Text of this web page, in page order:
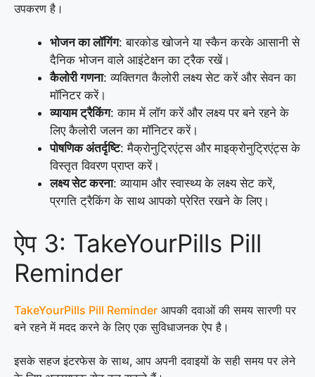
उपकरण है।
भोजन का लॉगिंग: बारकोड खोजने या स्कैन करके आसानी से
दैनिक भोजन वाले आइंटेक्षन का ट्रैक रखें।
कैलोरी गणना: व्यक्तिगत कैलोरी लक्ष्य सेट करें और सेवन का
मॉनिटर करें।
व्यायाम ट्रैकिंग: काम में लॉग करें और लक्ष्य पर बने रहने के
लिए कैलोरी जलन का मॉनिटर करें।
पोषणिक अंतर्दृष्टि: मैक्रोनुट्रिएंट्स और माइक्रोनुट्रिएंट्स के
विस्तृत विवरण प्राप्त करें।
लक्ष्य सेट करना: व्यायाम और स्वास्थ्य के लक्ष्य सेट करें,
प्रगति ट्रैकिंग के साथ आपको प्रेरित रखने के लिए।
ऐप 3: TakeYourPills Pill
Reminder
TakeYourPills Pill Reminder आपकी दवाओं की समय सारणी पर
बने रहने में मदद करने के लिए एक सुविधाजनक ऐप है।
इसके सहज इंटरफेस के साथ, आप अपनी दवाइयों के सही समय पर लेने